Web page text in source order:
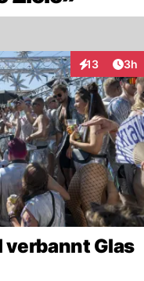
13
Interaktionen
3h
verbannt Glas